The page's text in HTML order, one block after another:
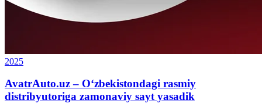
2025
AvatrAuto.uz – O‘zbekistondagi rasmiy
distribyutoriga zamonaviy sayt yasadik